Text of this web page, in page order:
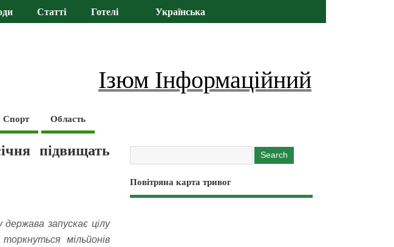
Статті Готелі Українська
Ізюм Інформаційний
Спорт Область
підвищать
запускає цілу
мільйонів
Повітряна карта тривог